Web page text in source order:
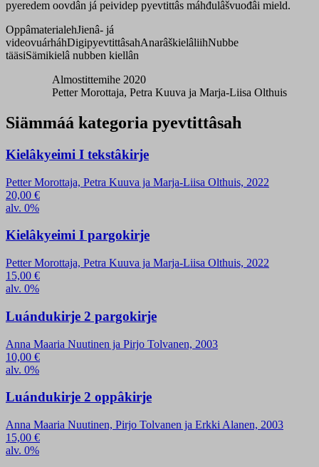
pyeredem oovdân já peividep pyevtittâs máhđulâšvuođâi mield.
OppâmaterialehJienâ- já
videovuárháhDigipyevtittâsahAnarâškielâliihNubbe
tääsiSämikielâ nubben kiellân
Almostittemihe 2020
Petter Morottaja, Petra Kuuva ja Marja-Liisa Olthuis
Siämmáá kategoria pyevtittâsah
Kielâkyeimi I tekstâkirje
Petter Morottaja, Petra Kuuva ja Marja-Liisa Olthuis, 2022
20,00 €
alv. 0%
Kielâkyeimi I pargokirje
Petter Morottaja, Petra Kuuva ja Marja-Liisa Olthuis, 2022
15,00 €
alv. 0%
Luándukirje 2 pargokirje
Anna Maaria Nuutinen ja Pirjo Tolvanen, 2003
10,00 €
alv. 0%
Luándukirje 2 oppâkirje
Anna Maaria Nuutinen, Pirjo Tolvanen ja Erkki Alanen, 2003
15,00 €
alv. 0%